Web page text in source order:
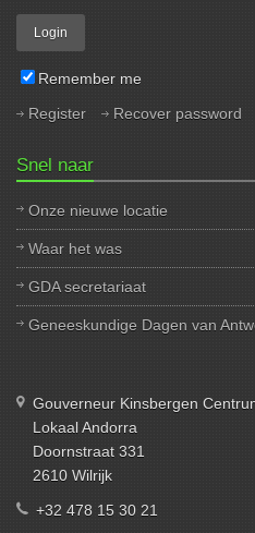
Remember me
Register
Recover password
Snel naar
Onze nieuwe locatie
Waar het was
GDA secretariaat
Geneeskundige Dagen van
Gouverneur Kinsbergen
Lokaal Andorra
Doornstraat 331
2610 Wilrijk
+32 478 15 30 21